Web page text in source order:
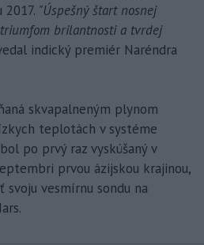
"Úspešný štart nosnej
brilantnosti a tvrdej
indický premiér Naréndra
skvapalneným plynom
teplotách v systéme
po prvý raz vyskúšaný v
prvou ázijskou krajinou,
vesmírnu sondu na